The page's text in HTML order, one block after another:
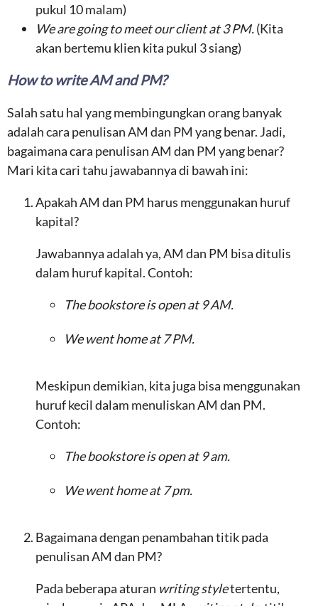
pukul 10 malam)
We are going to meet our client at 3 PM.(Kita
akan bertemu klien kita pukul 3 siang)
How to write AM and PM?
Salah satu hal yang membingungkan orang banyak
adalah cara penulisan AM dan PM yang benar. Jadi,
bagaimana cara penulisan AM dan PM yang benar?
Mari kita cari tahu jawabannya di bawah ini:
Apakah AM dan PM harus menggunakan huruf
kapital?
Jawabannya adalah ya, AM dan PM bisa ditulis
dalam huruf kapital. Contoh:
The bookstore is open at 9 AM.
We went home at 7 PM.
Meskipun demikian, kita juga bisa menggunakan
huruf kecil dalam menuliskan AM dan PM.
Contoh:
The bookstore is open at 9 am.
We went home at 7 pm.
Bagaimana dengan penambahan titik pada
penulisan AM dan PM?
Pada beberapa aturan writing styletertentu,